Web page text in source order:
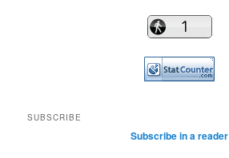
SUBSCRIBE
Subscribe in a reader